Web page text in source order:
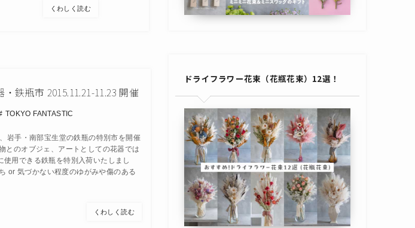
くわしく読む
・鉄瓶市 2015.11.21-11.23 開催
TOKYO FANTASTIC
岩手・南部宝生堂の鉄瓶の特別市を開催
とのオブジェ、アートとしての花器では
使用できる鉄瓶を特別入荷いたしまし
or 気づかない程度のゆがみや傷のある
くわしく読む
ドライフラワー花束（花瓶花束）12選！